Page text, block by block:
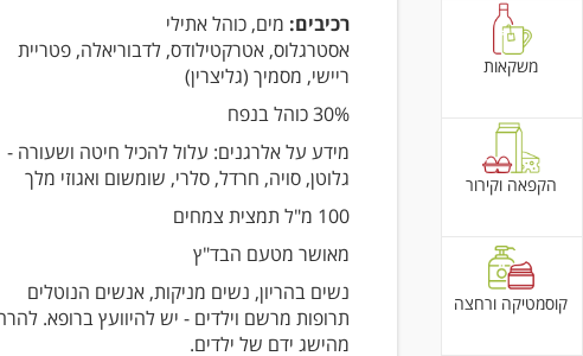
משקאות
הקפאה וקירור
קוסמטיקה ורחצה
רכיבים: מים, כוהל אתילי
אסטרגלוס, אטרקטילודס, לדבוריאלה, פטריית
ריישי, מסמיך (גליצרין)
30% כוהל בנפח
מידע על אלרגנים: עלול להכיל חיטה ושעורה -
גלוטן, סויה, חרדל, סלרי, שומשום ואגוזי מלך
100 מ"ל תמצית צמחים
מאושר מטעם הבד"ץ
נשים בהריון, נשים מניקות, אנשים הנוטלים
תרופות מרשם וילדים - יש להיוועץ ברופא.
מהישג ידם של ילדים.